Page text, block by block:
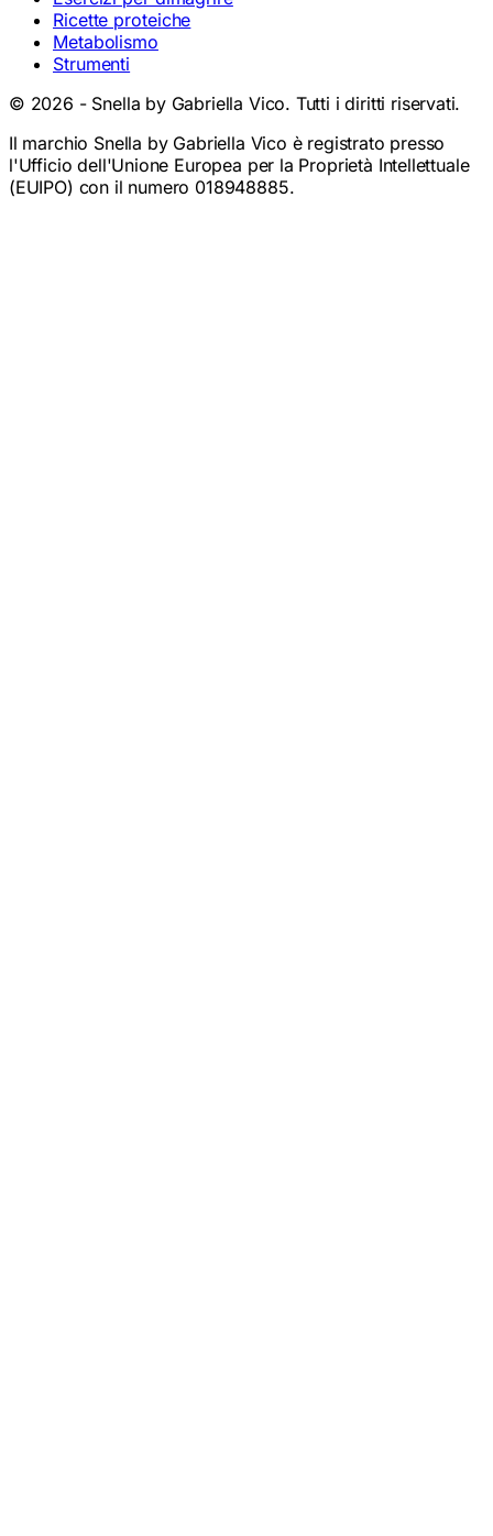
Ricette proteiche
Metabolismo
Strumenti
© 2026 - Snella by Gabriella Vico. Tutti i diritti riservati.
Il marchio Snella by Gabriella Vico è registrato presso
l'Ufficio dell'Unione Europea per la Proprietà Intellettuale
(EUIPO) con il numero 018948885.